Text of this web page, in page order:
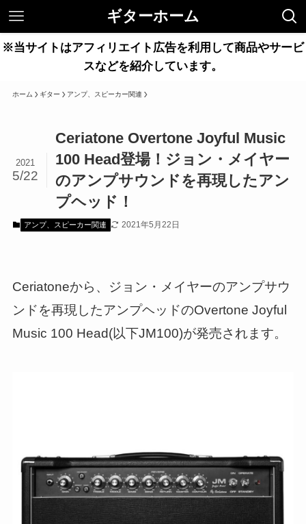
ギターホーム
※当サイトはアフィリエイト広告を利用して商品やサービ
スなどを紹介しています。
ホーム ギター アンプ、スピーカー関連
Ceriatone Overtone Joyful Music
100 Head登場！ジョン・メイヤー
のアンプサウンドを再現したアン
プヘッド！
2021
5/22
アンプ、スピーカー関連 2021年5月22日
Ceriatoneから、ジョン・メイヤーのアンプサウ
ンドを再現したアンプヘッドのOvertone Joyful
Music 100 Head(以下JM100)が発売されます。